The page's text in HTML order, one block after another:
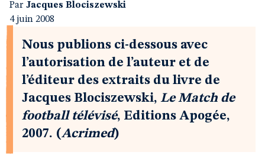
Par Jacques Blociszewski
4 juin 2008
Nous publions ci-dessous avec
l’autorisation de l’auteur et de
l’éditeur des extraits du livre de
Jacques Blociszewski, Le Match de
football télévisé, Editions Apogée,
2007. (Acrimed)